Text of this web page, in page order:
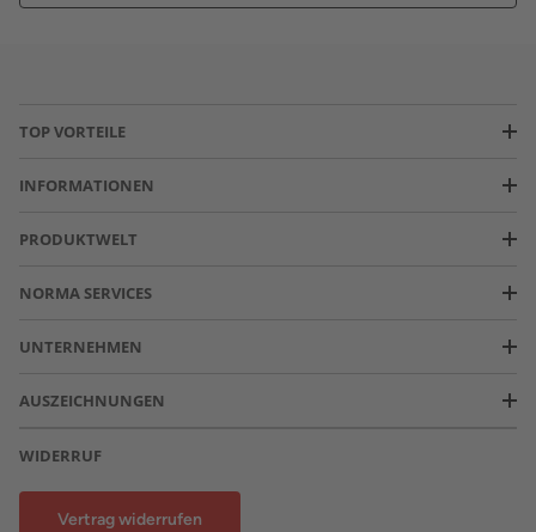
TOP VORTEILE
INFORMATIONEN
PRODUKTWELT
NORMA SERVICES
UNTERNEHMEN
AUSZEICHNUNGEN
WIDERRUF
Vertrag widerrufen